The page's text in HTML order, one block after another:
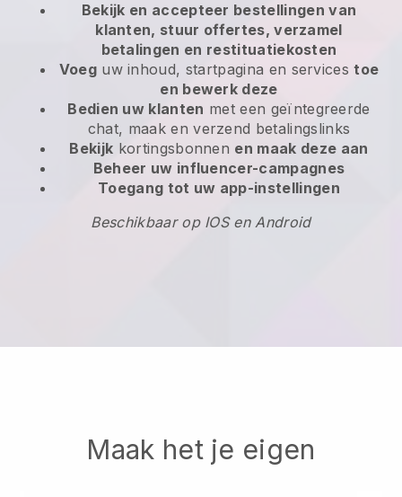
Bekijk en accepteer bestellingen van
klanten, stuur offertes, verzamel
betalingen en restituatiekosten
Voeguw inhoud, startpagina en servicestoe
en bewerk deze
Bedien uw klanten met een geïntegreerde
chat, maak en verzend betalingslinks
Bekijk kortingsbonnen en maak deze aan
Beheer uw influencer-campagnes
Toegang tot uw app-instellingen
Beschikbaar op IOS en Android
Maak het je eigen